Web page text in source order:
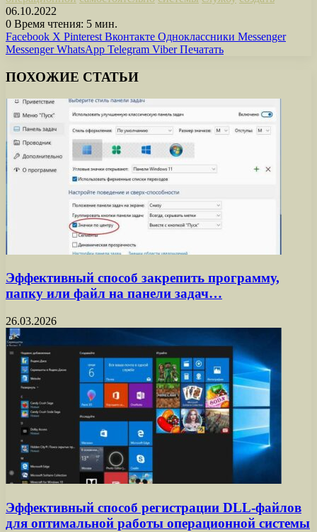
06.10.2022
0 Время чтения: 5 мин.
Facebook X Pinterest Вконтакте Одноклассники Messenger
Messenger WhatsApp Telegram Viber Печатать
ПОХОЖИЕ СТАТЬИ
Эффективный способ закрепить программу,
папку или файл на панели задач…
26.03.2026
Эффективный способ регистрации DLL-файлов
для оптимальной работы операционной системы